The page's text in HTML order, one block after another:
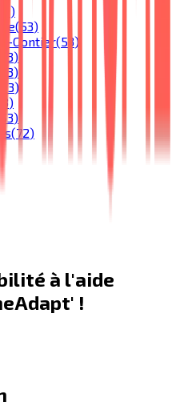
)
( 53)
Gontier(53)
53)
53)
53)
)
53)
(72)
à l'aide
!